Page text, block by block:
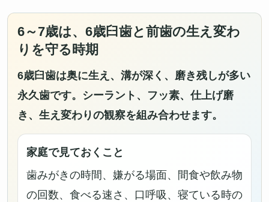
6～7歳は、6歳臼歯と前歯の生え変わ
りを守る時期
6歳臼歯は奥に生え、溝が深く、磨き残しが多い
永久歯です。シーラント、フッ素、仕上げ磨
き、生え変わりの観察を組み合わせます。
家庭で見ておくこと
歯みがきの時間、嫌がる場面、間食や飲み物
の回数、食べる速さ、口呼吸、寝ている時の